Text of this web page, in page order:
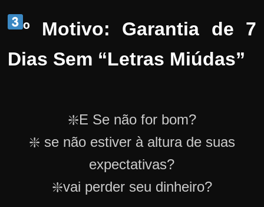
º Motivo: Garantia de 7
Dias Sem “Letras Miúdas”
❇️E Se não for bom?
❇️ se não estiver à altura de suas
expectativas?
❇️vai perder seu dinheiro?